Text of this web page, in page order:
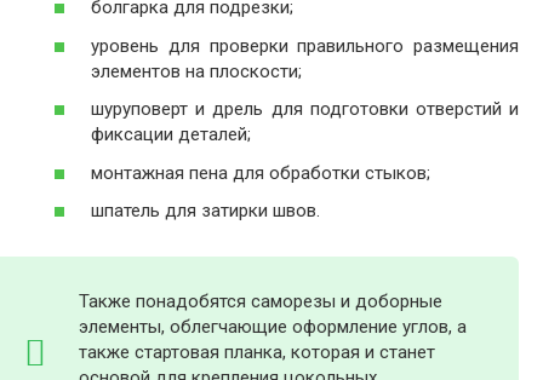
болгарка для подрезки;
уровень для проверки правильного размещения
элементов на плоскости;
шуруповерт и дрель для подготовки отверстий и
фиксации деталей;
монтажная пена для обработки стыков;
шпатель для затирки швов.
Также понадобятся саморезы и доборные
элементы, облегчающие оформление углов, а
также стартовая планка, которая и станет